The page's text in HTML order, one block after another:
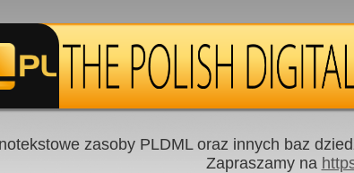
zasoby PLDML oraz innych baz
Zapraszamy na